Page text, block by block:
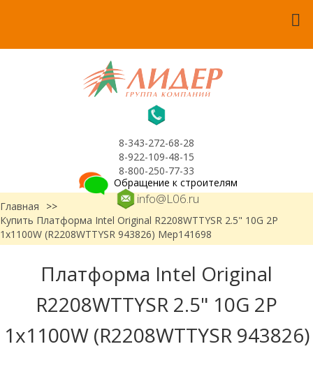
8-343-272-68-28
8-922-109-48-15
8-800-250-77-33
info@L06.ru
Обращение к строителям
Главная
>>
Купить Платформа Intel Original R2208WTTYSR 2.5" 10G 2P
1x1100W (R2208WTTYSR 943826) Мер141698
Платформа Intel Original
R2208WTTYSR 2.5" 10G 2P
1x1100W (R2208WTTYSR 943826)